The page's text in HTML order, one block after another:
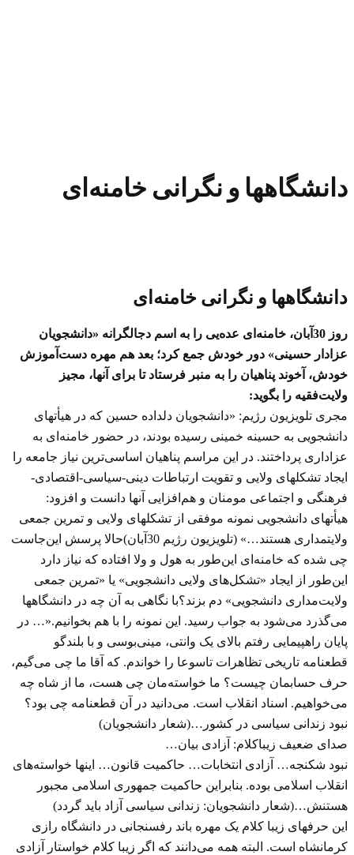
دانشگاهها و نگرانی خامنه‌ای
دانشگاهها و نگرانی خامنه‌ای
روز 30آبان، خامنه‌ای عده‌یی را به اسم دجالگرانه «دانشجویان
عزادار حسینی» دور خودش جمع کرد؛ بعد هم مهره دست‌آموزش
خودش، آخوند پناهیان را به منبر فرستاد تا برای آنها، مجیز
ولایت‌فقیه را بگوید:
مجری تلویزیون رژیم: «دانشجویان دلداده حسین که در هیأتهای
دانشجویی به حسینه خمینی رسیده بودند، در حضور خامنه‌ای به
عزاداری پرداختند. در این مراسم پناهیان اساسی‌ترین نیاز جامعه را
ایجاد تشکلهای ولایی و تقویت ارتباطات دینی-سیاسی-اقتصادی-
فرهنگی و اجتماعی مومنان و هم‌افزایی آنها دانست و افزود:
هیأتهای دانشجویی نمونه‌ موفقی از تشکلهای ولایی و تمرین جمعی
ولایتمداری هستند…» (تلویزیون رژیم 30آبان)حالا پرسش این‌جاست
چی شده که خامنه‌ای این‌طور به هول و ولا افتاده که نیاز دارد
این‌طور از ایجاد «تشکل‌های ولایی دانشجویی» یا «تمرین جمعی
ولایت‌مداری دانشجویی» دم بزند؟با نگاهی به آن چه در دانشگاهها
می‌گذرد می‌شود به جواب رسید. این نمونه را با هم بخوانیم.«… در
پایان راهپیمایی رفتم بالای یک وانتی، مینی‌بوسی و با بلندگو
قطعنامه تاریخی تظاهرات تاسوعا را خواندم. که آقا ما چی می‌گیم،
حرف حسابمان چیست؟ ما خواسته‌مان چی هست، ما از شاه چه
می‌خواهیم. اسناد انقلاب است. می‌دانید در آن قطعنامه چی بود؟
نبود زندانی سیاسی در کشور…(شعار دانشجویان)
صدای ضعیف زیباکلام: آزادی بیان…
نبود شکنجه… آزادی انتخابات… حاکمیت قانون… اینها خواسته‌های
انقلاب اسلامی بوده. بنابراین حاکمیت جمهوری اسلامی مجبور
هستنش…(شعار دانشجویان: زندانی سیاسی آزاد باید گردد)
این حرفهای زیبا کلام یک مهره باند رفسنجانی در دانشگاه رازی
کرمانشاه است. البته همه می‌دانند که اگر زیبا کلام خواستار آزادی